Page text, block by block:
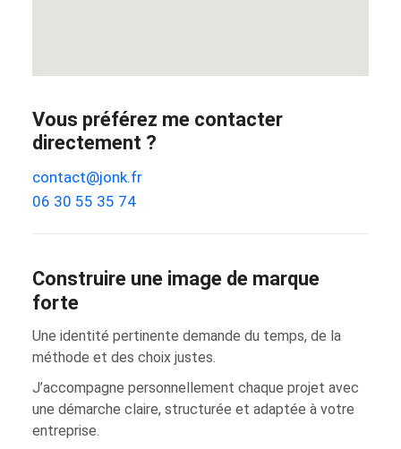
Vous préférez me contacter
directement ?
contact@jonk.fr
06 30 55 35 74
Construire une image de marque
forte
Une identité pertinente demande du temps, de la
méthode et des choix justes.
J’accompagne personnellement chaque projet avec
une démarche claire, structurée et adaptée à votre
entreprise.